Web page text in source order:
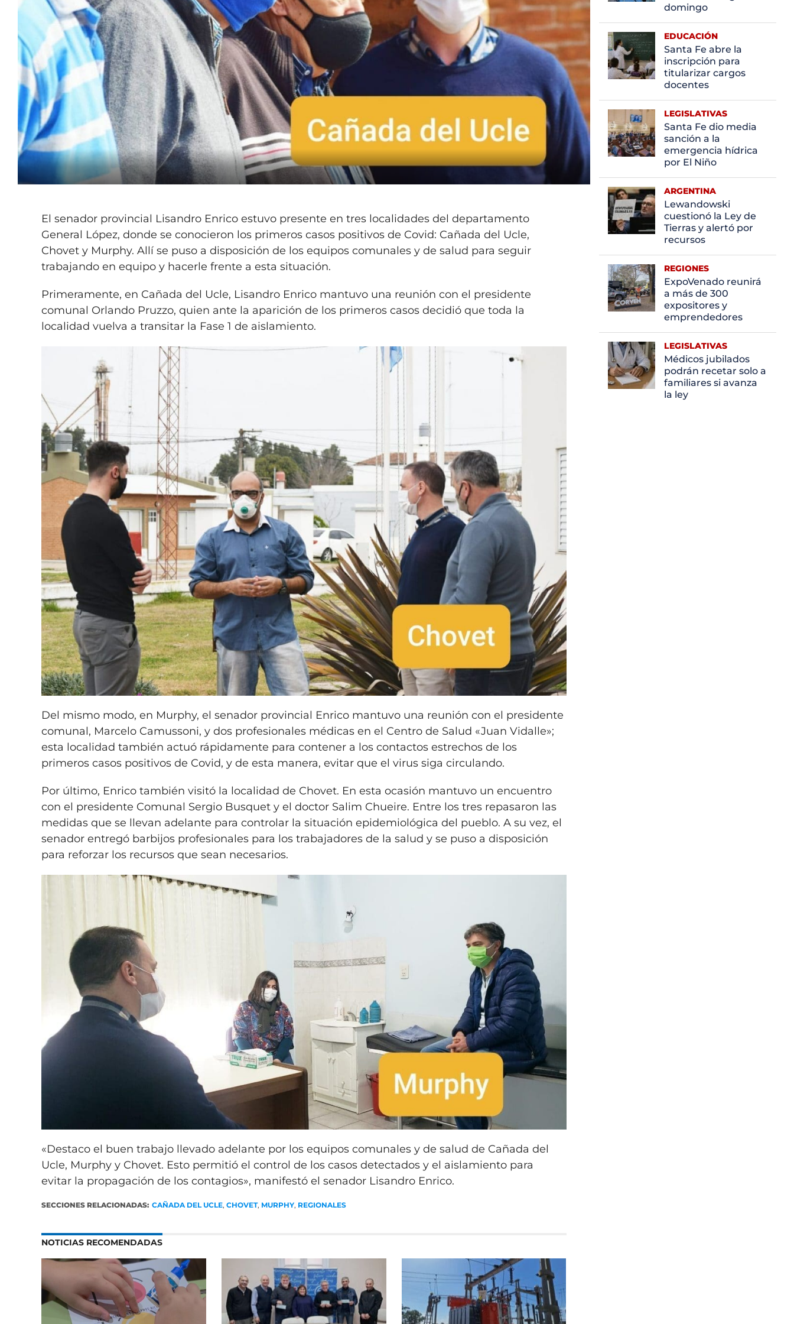
El senador provincial Lisandro Enrico estuvo presente en tres localidades del departamento
General López, donde se conocieron los primeros casos positivos de Covid: Cañada del Ucle,
Chovet y Murphy. Allí se puso a disposición de los equipos comunales y de salud para seguir
trabajando en equipo y hacerle frente a esta situación.
Primeramente, en Cañada del Ucle, Lisandro Enrico mantuvo una reunión con el presidente
comunal Orlando Pruzzo, quien ante la aparición de los primeros casos decidió que toda la
localidad vuelva a transitar la Fase 1 de aislamiento.
Del mismo modo, en Murphy, el senador provincial Enrico mantuvo una reunión con el presidente
comunal, Marcelo Camussoni, y dos profesionales médicas en el Centro de Salud «Juan Vidalle»;
esta localidad también actuó rápidamente para contener a los contactos estrechos de los
primeros casos positivos de Covid, y de esta manera, evitar que el virus siga circulando.
Por último, Enrico también visitó la localidad de Chovet. En esta ocasión mantuvo un encuentro
con el presidente Comunal Sergio Busquet y el doctor Salim Chueire. Entre los tres repasaron las
medidas que se llevan adelante para controlar la situación epidemiológica del pueblo. A su vez, el
senador entregó barbijos profesionales para los trabajadores de la salud y se puso a disposición
para reforzar los recursos que sean necesarios.
«Destaco el buen trabajo llevado adelante por los equipos comunales y de salud de Cañada del
Ucle, Murphy y Chovet. Esto permitió el control de los casos detectados y el aislamiento para
evitar la propagación de los contagios», manifestó el senador Lisandro Enrico.
SECCIONES RELACIONADAS: CAÑADA DEL UCLE,CHOVET, MURPHY, REGIONALES
NOTICIAS RECOMENDADAS
domingo
EDUCACIÓN
Santa Fe abre la
inscripción para
titularizar cargos
docentes
LEGISLATIVAS
Santa Fe dio media
sanción a la
emergencia hídrica
por El Niño
ARGENTINA
Lewandowski
cuestionó la Ley de
Tierras y alertó por
recursos
REGIONES
ExpoVenado reunirá
a más de 300
expositores y
emprendedores
LEGISLATIVAS
Médicos jubilados
podrán recetar solo a
familiares si avanza
la ley